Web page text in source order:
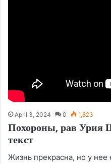
April 3, 2024 0 1,823
Похороны, рав Урия
текст
Жизнь прекрасна, но у нее